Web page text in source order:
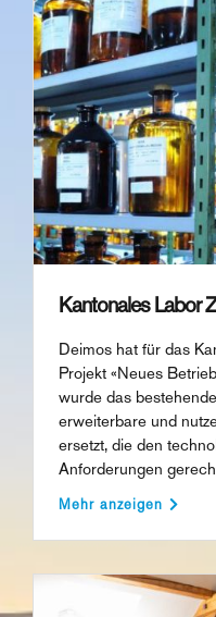
Kantonales Labor
Deimos hat für das
Projekt «Neues
wurde das
erweiterbare und
ersetzt, die den
Anforderungen
Mehr anzeigen